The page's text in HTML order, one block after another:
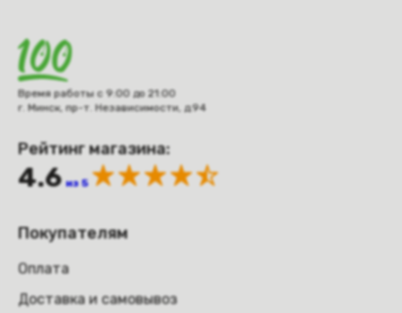
Время работы с 9:00 до 21:00
г. Минск, пр-т. Независимости, д.94
Рейтинг магазина:
4.6 из 5
Покупателям
Оплата
Доставка и самовывоз